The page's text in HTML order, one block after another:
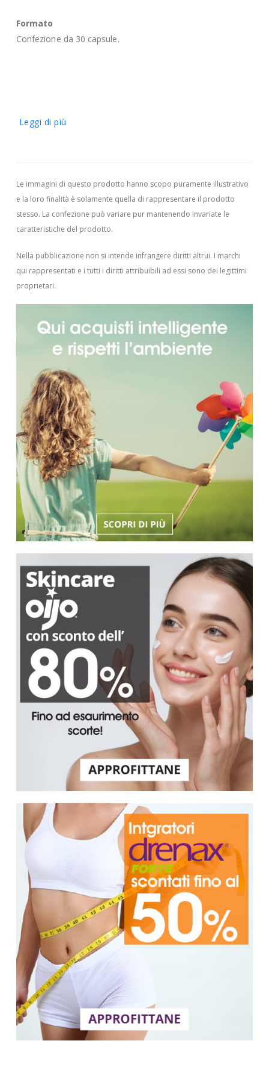
Formato
Confezione da 30 capsule.
Leggi di più
Le immagini di questo prodotto hanno scopo puramente illustrativo
e la loro finalità è solamente quella di rappresentare il prodotto
stesso. La confezione può variare pur mantenendo invariate le
caratteristiche del prodotto.
Nella pubblicazione non si intende infrangere diritti altrui. I marchi
qui rappresentati e i tutti i diritti attribuibili ad essi sono dei legittimi
proprietari.